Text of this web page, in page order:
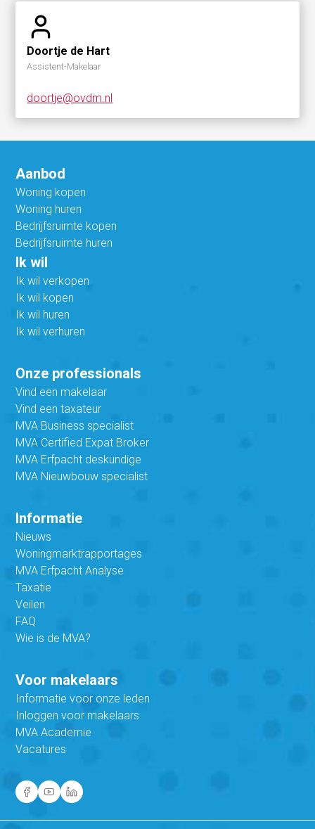
Doortje de Hart
Assistent-Makelaar
doortje@ovdm.nl
Aanbod
Woning kopen
Woning huren
Bedrijfsruimte kopen
Bedrijfsruimte huren
Ik wil
Ik wil verkopen
Ik wil kopen
Ik wil huren
Ik wil verhuren
Onze professionals
Vind een makelaar
Vind een taxateur
MVA Business specialist
MVA Certified Expat Broker
MVA Erfpacht deskundige
MVA Nieuwbouw specialist
Informatie
Nieuws
Woningmarktrapportages
MVA Erfpacht Analyse
Taxatie
Veilen
FAQ
Wie is de MVA?
Voor makelaars
Informatie voor onze leden
Inloggen voor makelaars
MVA Academie
Vacatures